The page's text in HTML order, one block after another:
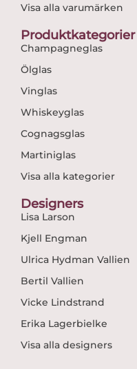
Visa alla varumärken
Produktkategorier
Champagneglas
Ölglas
Vinglas
Whiskeyglas
Cognagsglas
Martiniglas
Visa alla kategorier
Designers
Lisa Larson
Kjell Engman
Ulrica Hydman Vallien
Bertil Vallien
Vicke Lindstrand
Erika Lagerbielke
Visa alla designers